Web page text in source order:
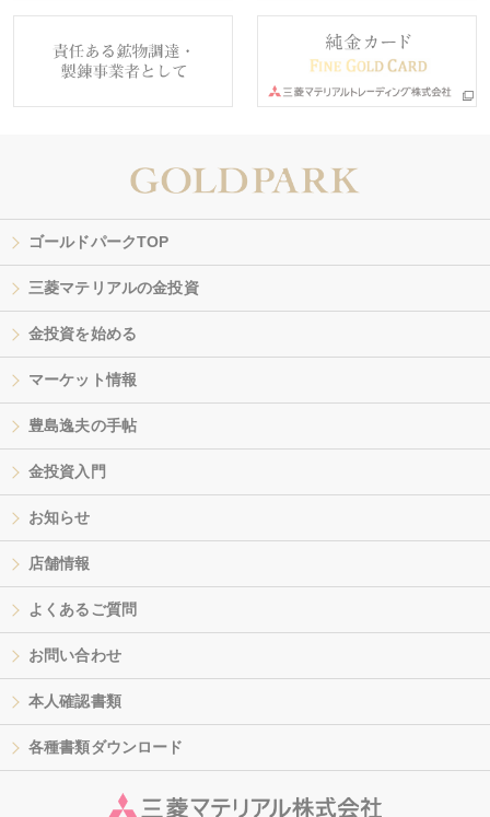
ゴールドパークTOP
三菱マテリアルの金投資
金投資を始める
マーケット情報
豊島逸夫の手帖
金投資入門
お知らせ
店舗情報
よくあるご質問
お問い合わせ
本人確認書類
各種書類ダウンロード